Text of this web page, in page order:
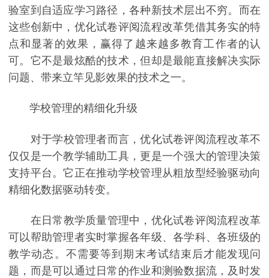
验室到自适应学习路径，各种新技术层出不穷。而在
这些创新中，优化试卷评阅流程改革凭借其务实的特
点和显著的效果，赢得了越来越多教育工作者的认
可。它不是最炫酷的技术，但却是最能直接解决实际
问题、带来立竿见影效果的技术之一。
学校管理的精细化升级
对于学校管理者而言，优化试卷评阅流程改革不
仅仅是一个教学辅助工具，更是一个强大的管理决策
支持平台。它正在推动学校管理从粗放型经验驱动向
精细化数据驱动转变。
在日常教学质量管理中，优化试卷评阅流程改革
可以帮助管理者实时掌握各年级、各学科、各班级的
教学动态。不需要等到期末考试结束后才能发现问
题，而是可以通过日常的作业和测验数据流，及时发